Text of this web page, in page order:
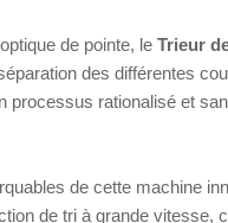
de pointe, le Trieur
des différentes
processus rationalisé et
de cette machine
de tri à grande vitesse,